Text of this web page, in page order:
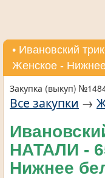
• Ивановский
Женское -
Закупка (выкуп)
Все закупки →
НАТАЛИ -
Нижнее